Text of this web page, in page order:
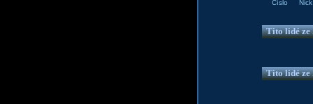
Číslo Nick
Tito lidé ze
Tito lidé ze